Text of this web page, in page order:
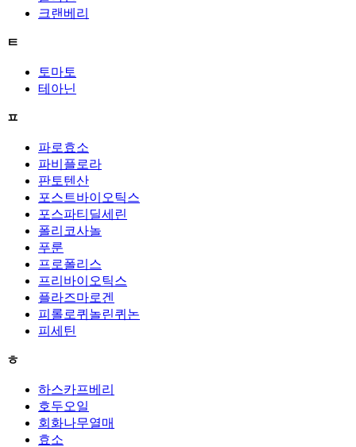
크랜베리
ㅌ
토마토
테아닌
ㅍ
파로효소
파비플로라
판토텐산
포스트바이오틱스
포스파티딜세린
폴리코사놀
푸룬
프로폴리스
프리바이오틱스
플라즈마로겐
피롤로퀴놀린퀴논
피세틴
ㅎ
하스카프베리
호두오일
회화나무열매
효소